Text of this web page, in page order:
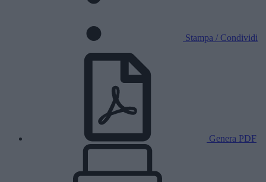
Stampa / Condividi
Genera PDF